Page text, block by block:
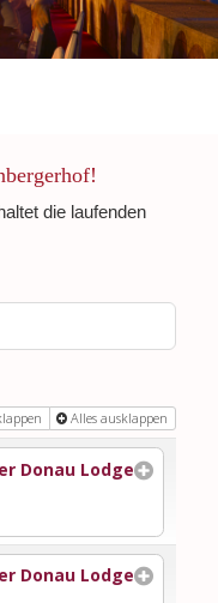
die laufenden
Alles ausklappen
Donau Lodge
Donau Lodge